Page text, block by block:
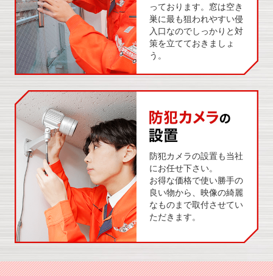
っております。窓は空き
巣に最も狙われやすい侵
入口なのでしっかりと対
策を立てておきましょ
う。
防犯カメラの設置も当社
にお任せ下さい。
お得な価格で使い勝手の
良い物から、映像の綺麗
なものまで取付させてい
ただきます。